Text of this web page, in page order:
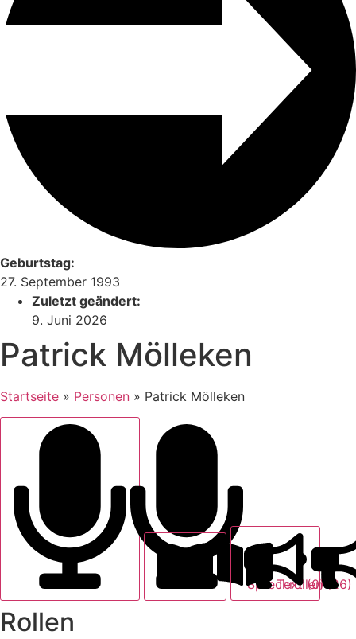
Geburtstag:
27. September 1993
Zuletzt geändert:
9. Juni 2026
Patrick Mölleken
Startseite » Personen » Patrick Mölleken
Sprechrollen (26)
Text (0)
Rollen